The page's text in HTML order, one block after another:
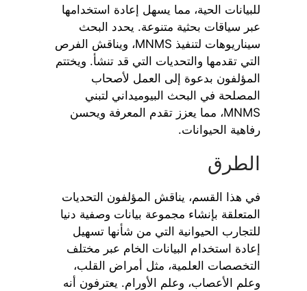
للبيانات الحية، مما يسهل إعادة استخدامها
عبر سياقات بحثية متنوعة. يحدد البحث
سيناريوهات لتنفيذ MNMS، ويناقش الفرص
التي تقدمها والتحديات التي قد تنشأ. ويختتم
المؤلفون بدعوة إلى العمل لأصحاب
المصلحة في البحث البيوميداني لتبني
MNMS، مما يعزز تقدم المعرفة ويحسن
رفاهية الحيوانات.
الطرق
في هذا القسم، يناقش المؤلفون التحديات
المتعلقة بإنشاء مجموعة بيانات وصفية دنيا
للتجارب الحيوانية التي من شأنها تسهيل
إعادة استخدام البيانات الخام عبر مختلف
التخصصات العلمية، مثل أمراض القلب،
وعلم الأعصاب، وعلم الأورام. يعترفون أنه